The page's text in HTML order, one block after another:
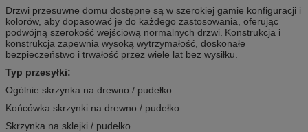
3. Pasek żelazny do konsolidacji
Standard jakości
IGCC IGMA
Uwaga: Sysen Glass może dostosować się do wymaganych
Drzwi przesuwne domu dostępne są w szerokiej gamie konfiguracji i
kolorów, aby dopasować je do każdego zastosowania, oferując
podwójną szerokość wejściową normalnych drzwi. Konstrukcja i
konstrukcja zapewnia wysoką wytrzymałość, doskonałe
bezpieczeństwo i trwałość przez wiele lat bez wysiłku.
Typ przesyłki:
Ogólnie skrzynka na drewno / pudełko
Końcówka skrzynki na drewno / pudełko
Skrzynka na sklejki / pudełko